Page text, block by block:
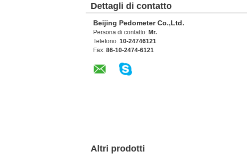
Dettagli di contatto
Beijing Pedometer Co.,Ltd.
Persona di contatto: Mr.
Telefono: 10-24746121
Fax: 86-10-2474-6121
Altri prodotti